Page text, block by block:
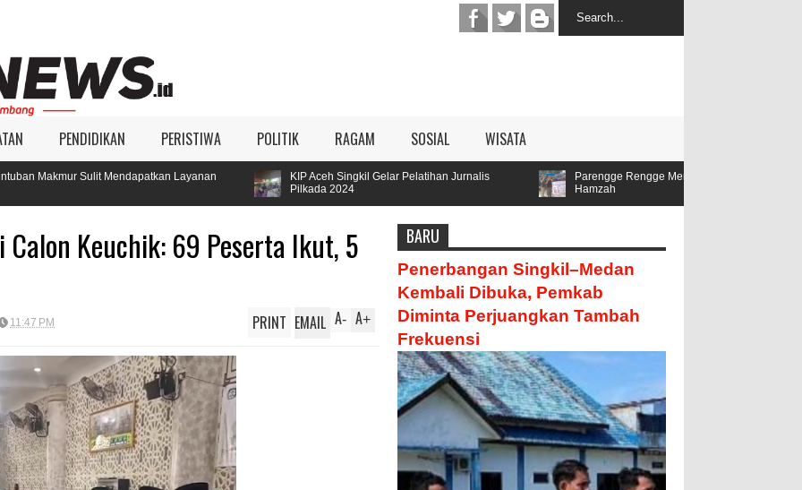
PENDIDIKAN PERISTIWA POLITIK RAGAM SOSIAL WISATA
Layanan
KIP Aceh Singkil Gelar Pelatihan Jurnalis
Parengge Rengge Mendatangi Kediamana Oyon,Menyatakan
Calon Keuchik: 69 Peserta Ikut, 5
11:47 PM A+
A-
PRINT EMAIL
BARU
Penerbangan Singkil–Medan
Kembali Dibuka, Pemkab
Diminta Perjuangkan Tambah
Frekuensi